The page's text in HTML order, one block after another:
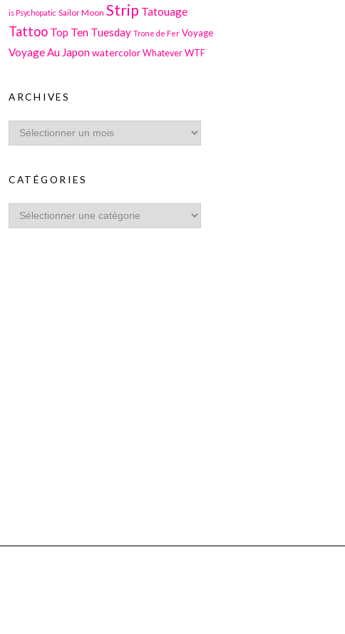
is Psychopatic Sailor Moon Strip Tatouage
Tattoo Top Ten Tuesday Trone de Fer Voyage
Voyage Au Japonwatercolor Whatever WTF
ARCHIVES
CATÉGORIES